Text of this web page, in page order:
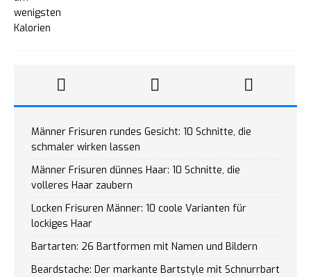
Männer Frisuren rundes Gesicht: 10 Schnitte, die
schmaler wirken lassen
Männer Frisuren dünnes Haar: 10 Schnitte, die
volleres Haar zaubern
Locken Frisuren Männer: 10 coole Varianten für
lockiges Haar
Bartarten: 26 Bartformen mit Namen und Bildern
Beardstache: Der markante Bartstyle mit Schnurrbart